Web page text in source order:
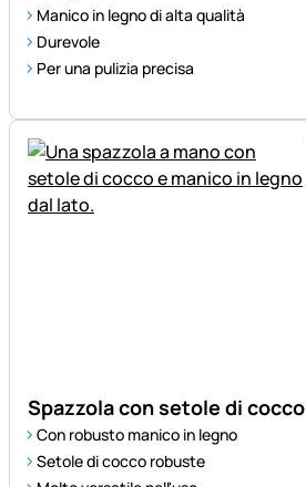
Manico in legno di alta qualità
Durevole
Per una pulizia precisa
Spazzola con setole di cocco
Con robusto manico in legno
Setole di cocco robuste